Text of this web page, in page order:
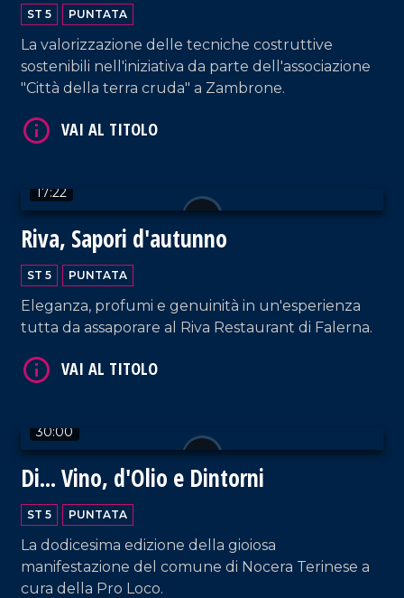
ST 5 PUNTATA
La valorizzazione delle tecniche costruttive
sostenibili nell'iniziativa da parte dell'associazione
"Città della terra cruda" a Zambrone.
17:22
Riva, Sapori d'autunno
ST 5 PUNTATA
Eleganza, profumi e genuinità in un'esperienza
tutta da assaporare al Riva Restaurant di Falerna.
30:00
Di... Vino, d'Olio e Dintorni
ST 5 PUNTATA
La dodicesima edizione della gioiosa
manifestazione del comune di Nocera Terinese a
cura della Pro Loco.
VAI AL TITOLO
VAI AL TITOLO